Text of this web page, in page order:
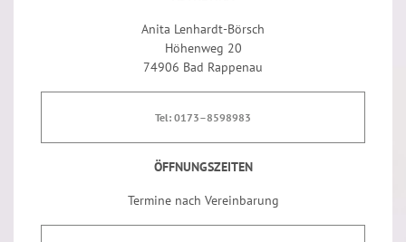
Anita Lenhardt-Börsch
Höhenweg 20
74906 Bad Rappenau
Tel: 0173–8598983
ÖFFNUNGSZEITEN
Termine nach Vereinbarung